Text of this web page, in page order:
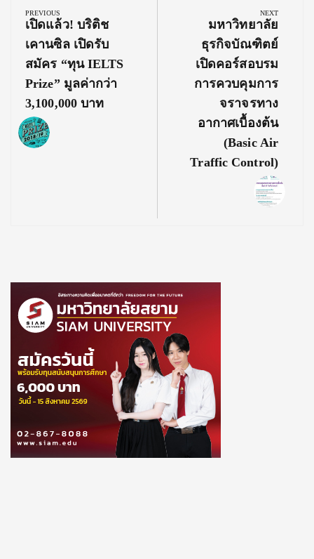
navigation
PREVIOUS
Previous
Post:
เปิดแล้ว! บริติช
เคานซิล เปิดรับ
สมัคร “ทุน IELTS
Prize” มูลค่ากว่า
3,100,000 บาท
NEXT
Next
Post:
มหาวิทยาลัย
ธุรกิจบัณฑิตย์
เปิดคอร์สอบรม
การควบคุมการ
จราจรทาง
อากาศเบื้องต้น
(Basic Air
Traffic Control)